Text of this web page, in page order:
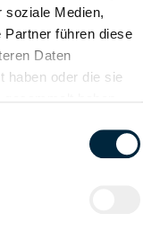
soziale Medien,
Partner führen diese
Daten
haben oder die sie